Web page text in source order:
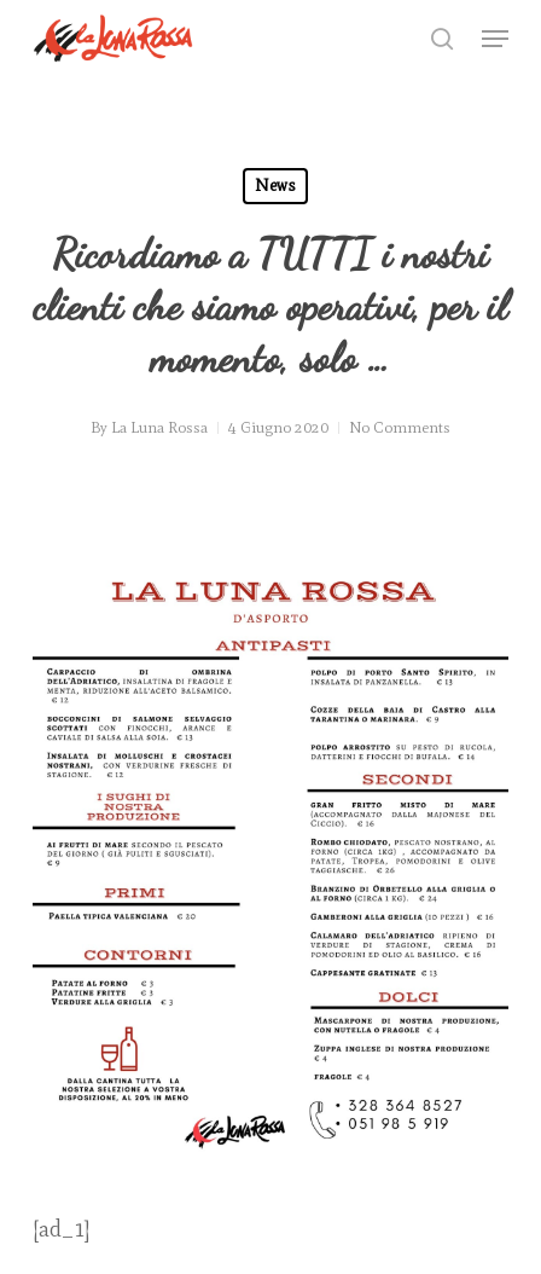
search
Menu
News
Ricordiamo a TUTTI i nostri
clienti che siamo operativi, per il
momento, solo …
By La Luna Rossa 4 Giugno 2020 No Comments
[ad_1]